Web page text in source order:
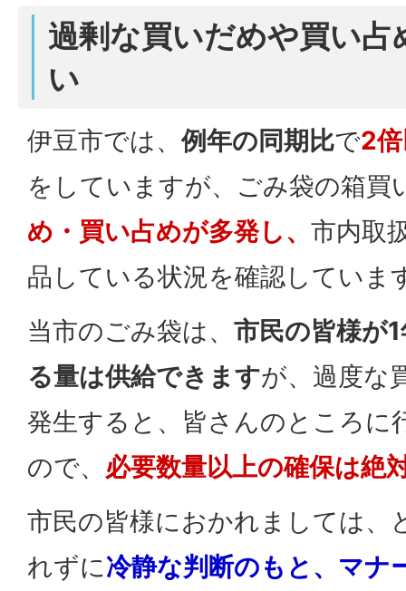
過剰な買いだめや買い
い
伊豆市では、例年の同期比で2
をしていますが、ごみ袋の箱買
め・買い占めが多発し、 市内取
品している状況を確認していま
当市のごみ袋は、 市民の皆様が
る量は供給できますが、過度な
発生すると、皆さんのところに
ので、 必要数量以上の確保は絶
市民の皆様におかれましては、
れずに冷静な判断のもと、マナ